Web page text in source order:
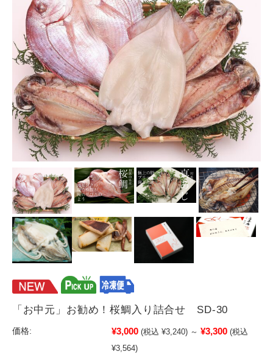
「お中元」お勧め！桜鯛入り詰合せ SD-30
価格: ¥3,000 (税込 ¥3,240) ～ ¥3,300 (税込
¥3,564)